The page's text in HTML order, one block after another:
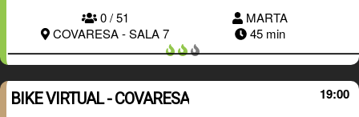
0 / 51
MARTA
COVARESA - SALA 7
45 min
19:00
BIKE VIRTUAL - COVARESA